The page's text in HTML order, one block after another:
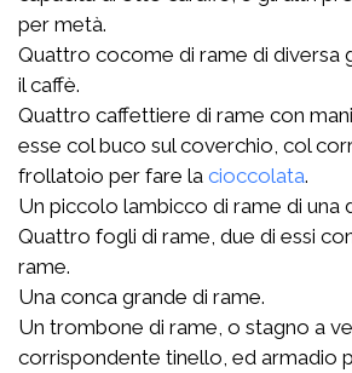
per metà.
Quattro cocome di rame di diversa
il caffè.
Quattro caffettiere di rame con
esse col buco sul coverchio, col
frollatoio per fare la cioccolata.
Un piccolo lambicco di rame di una
Quattro fogli di rame, due di essi
rame.
Una conca grande di rame.
Un trombone di rame, o stagno a
corrispondente tinello, ed armadio